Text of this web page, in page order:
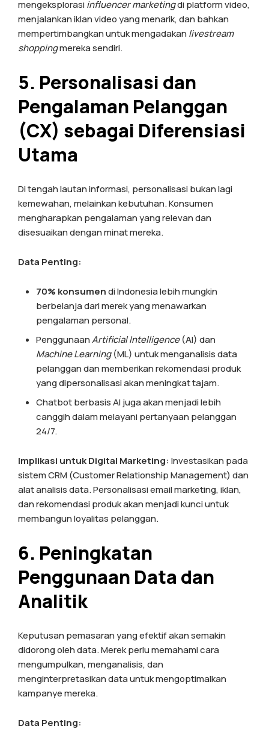
mengeksplorasiinfluencer marketingdi platform video,
menjalankan iklan video yang menarik, dan bahkan
mempertimbangkan untuk mengadakan livestream
shoppingmereka sendiri.
5. Personalisasi dan
Pengalaman Pelanggan
(CX) sebagai Diferensiasi
Utama
Di tengah lautan informasi, personalisasi bukan lagi
kemewahan, melainkan kebutuhan. Konsumen
mengharapkan pengalaman yang relevan dan
disesuaikan dengan minat mereka.
Data Penting:
70% konsumendi Indonesia lebih mungkin
berbelanja dari merek yang menawarkan
pengalaman personal.
PenggunaanArtificial Intelligence(AI) dan
Machine Learning(ML) untuk menganalisis data
pelanggan dan memberikan rekomendasi produk
yang dipersonalisasi akan meningkat tajam.
Chatbot berbasis AI juga akan menjadi lebih
canggih dalam melayani pertanyaan pelanggan
24/7.
Implikasi untuk Digital Marketing: Investasikan pada
sistem CRM (Customer Relationship Management) dan
alat analisis data. Personalisasi email marketing, iklan,
dan rekomendasi produk akan menjadi kunci untuk
membangun loyalitas pelanggan.
6. Peningkatan
Penggunaan Data dan
Analitik
Keputusan pemasaran yang efektif akan semakin
didorong oleh data. Merek perlu memahami cara
mengumpulkan, menganalisis, dan
menginterpretasikan data untuk mengoptimalkan
kampanye mereka.
Data Penting: